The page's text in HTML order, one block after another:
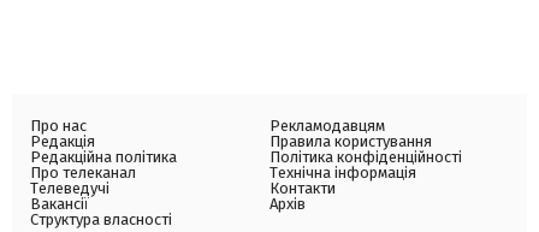
Про нас
Редакція
Редакційна політика
Про телеканал
Телеведучі
Вакансії
Структура власності
Рекламодавцям
Правила користування
Політика конфіденційності
Технічна інформація
Контакти
Архів